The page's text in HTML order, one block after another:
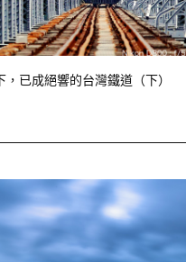
，已成絕響的台灣鐵道（下）